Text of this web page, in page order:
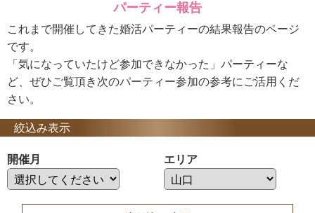
パーティー報告
これまで開催してきた婚活パーティーの結果報告のページ
です。
「気になっていたけど参加できなかった」パーティーな
ど、ぜひご覧頂き次のパーティー参加の参考にご活用くだ
さい。
絞込み表示
開催月 エリア